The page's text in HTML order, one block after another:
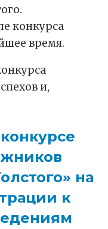
конкурса
время.
и,
на
к